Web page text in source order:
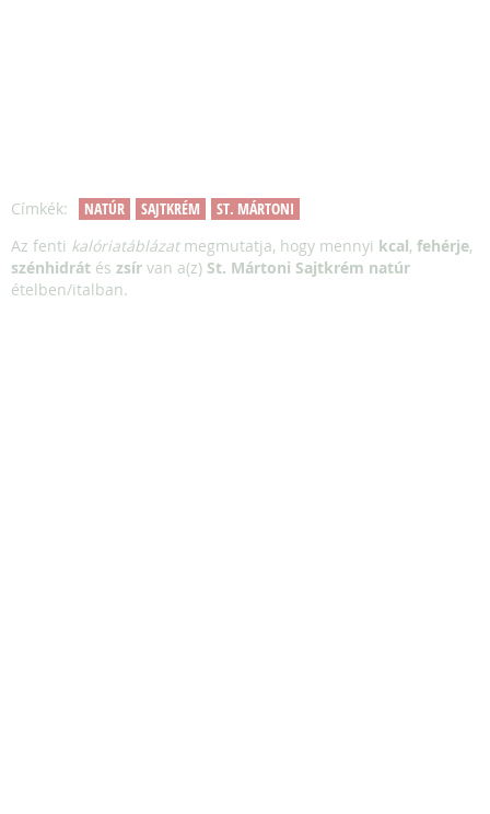
Címkék: NATÚR SAJTKRÉM
ST. MÁRTONI
Az fenti kalóriatáblázatmegmutatja, hogy mennyi kcal, fehérje,
szénhidrát és zsír van a(z) St. Mártoni Sajtkrém natúr
ételben/italban.